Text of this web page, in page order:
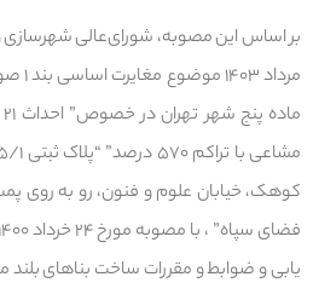
کوهک، خیابان علوم و فنون، رو به روی
یابی و ضوابط و مقررات ساخت بناهای بلند